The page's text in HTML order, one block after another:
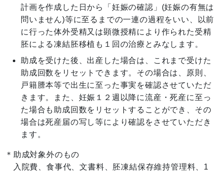
計画を作成した日から「妊娠の確認」(妊娠の有無は
問いません)等に至るまでの一連の過程をいい、以前
に行った体外受精又は顕微授精により作られた受精
胚による凍結胚移植も１回の治療とみなします。
助成を受けた後、出産した場合は、これまで受けた
助成回数をリセットできます。その場合は、原則、
戸籍謄本等で出生に至った事実を確認させていただ
きます。また、妊娠１２週以降に流産・死産に至っ
た場合も助成回数をリセットすることができ、その
場合は死産届の写し等により確認をさせていただき
ます。
＊助成対象外のもの
入院費、食事代、文書料、胚凍結保存維持管理料、1